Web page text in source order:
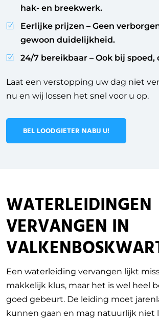
hak- en breekwerk.
Eerlijke prijzen – Geen
gewoon duidelijkheid.
24/7 bereikbaar – Ook bij
Laat een verstopping uw dag niet
nu en wij lossen het snel voor u op.
BEL LOODGIETER NABIJ U!
WATERLEIDINGEN
VERVANGEN IN
Een waterleiding vervangen lijkt
makkelijk klus, maar het is wel heel
goed gebeurt. De leiding moet
kunnen gaan en mag natuurlijk niet